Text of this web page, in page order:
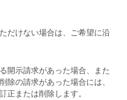
だけない場合は、ご希望に沿
開示請求があった場合、また
除の請求があった場合には、
正または削除します。